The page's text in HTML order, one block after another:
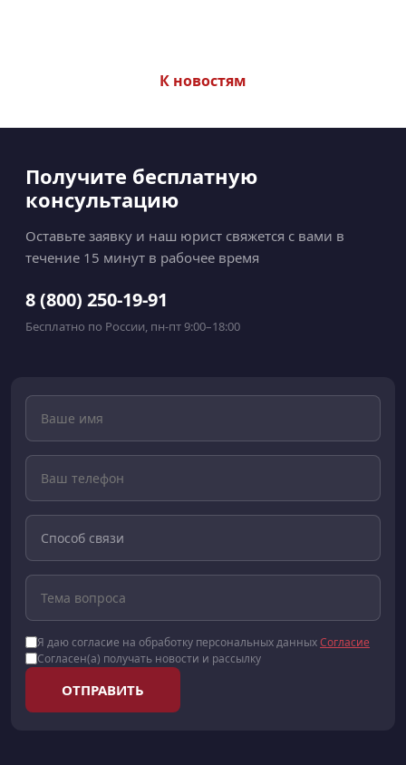
К новостям
Получите бесплатную
консультацию
Оставьте заявку и наш юрист свяжется с вами в
течение 15 минут в рабочее время
8 (800) 250-19-91
Бесплатно по России, пн-пт 9:00–18:00
Я даю согласие на обработку персональных данныхСогласие
Согласен(а) получать новости и рассылку
ОТПРАВИТЬ